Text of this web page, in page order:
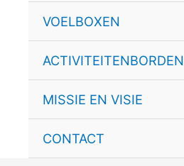
VOELBOXEN
ACTIVITEITENBORDEN
MISSIE EN VISIE
CONTACT